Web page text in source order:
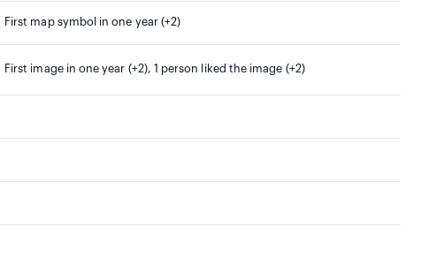
First map symbol in one year (+2)
First image in one year (+2), 1 person liked the image (+2)